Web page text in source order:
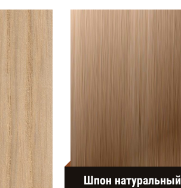
Шпон натуральный